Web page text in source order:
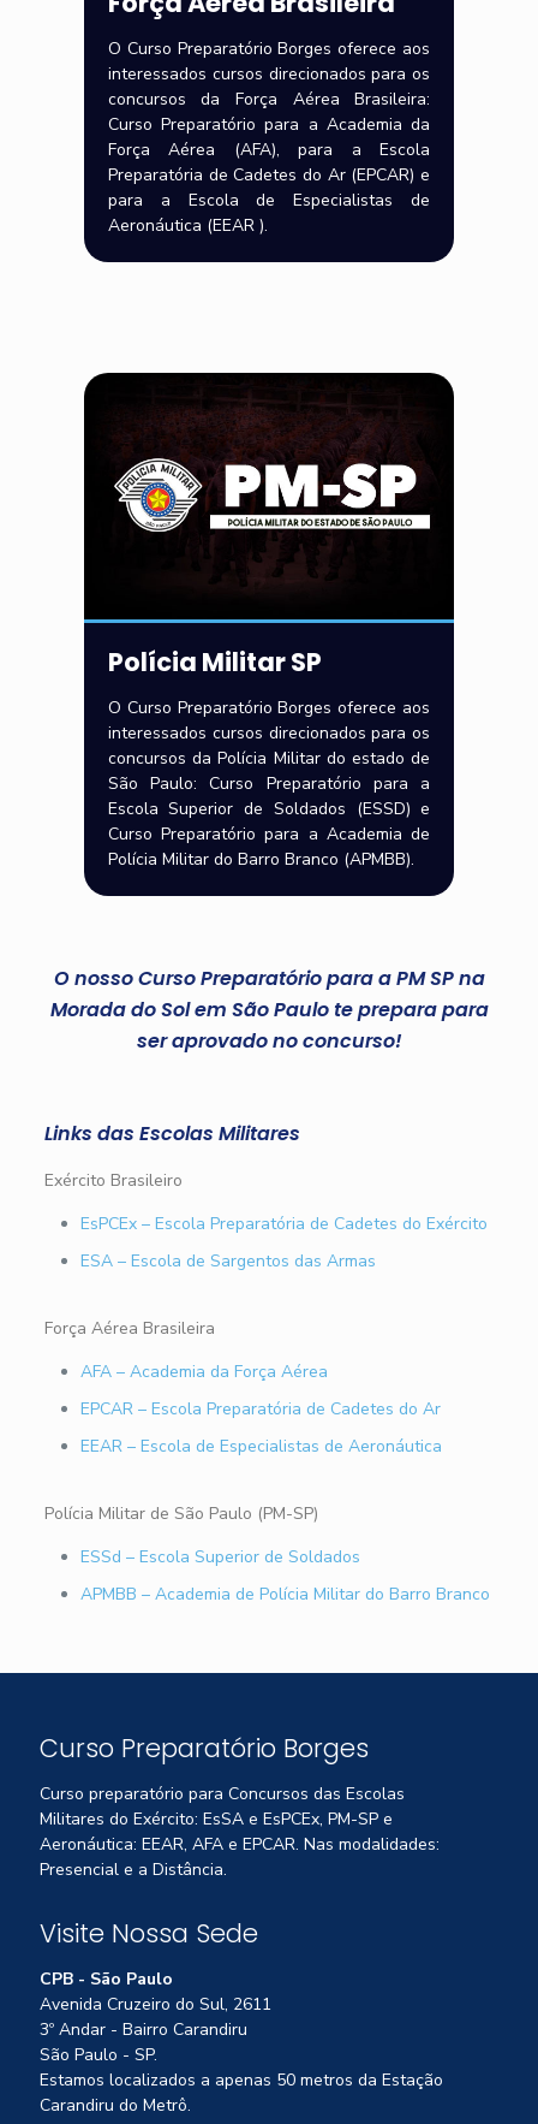
O Curso Preparatório Borges oferece aos
interessados cursos direcionados para os
concursos da Força Aérea Brasileira:
Curso Preparatório para a Academia da
Força Aérea (AFA), para a Escola
Preparatória de Cadetes do Ar (EPCAR) e
para a Escola de Especialistas de
Aeronáutica (EEAR ).
Polícia Militar SP
O Curso Preparatório Borges oferece aos
interessados cursos direcionados para os
concursos da Polícia Militar do estado de
São Paulo: Curso Preparatório para a
Escola Superior de Soldados (ESSD) e
Curso Preparatório para a Academia de
Polícia Militar do Barro Branco (APMBB).
O nosso Curso Preparatório para a PM SP na
Morada do Sol em São Paulo te prepara para
ser aprovado no concurso!
Links das Escolas Militares
Exército Brasileiro
EsPCEx – Escola Preparatória de Cadetes do Exército
ESA – Escola de Sargentos das Armas
Força Aérea Brasileira
AFA – Academia da Força Aérea
EPCAR – Escola Preparatória de Cadetes do Ar
EEAR – Escola de Especialistas de Aeronáutica
Polícia Militar de São Paulo (PM-SP)
ESSd – Escola Superior de Soldados
APMBB – Academia de Polícia Militar do Barro Branco
Curso Preparatório Borges
Curso preparatório para Concursos das Escolas
Militares do Exército: EsSA e EsPCEx, PM-SP e
Aeronáutica: EEAR, AFA e EPCAR. Nas modalidades:
Presencial e a Distância.
Visite Nossa Sede
CPB - São Paulo
Avenida Cruzeiro do Sul, 2611
3º Andar - Bairro Carandiru
São Paulo - SP.
Estamos localizados a apenas 50 metros da Estação
Carandiru do Metrô.